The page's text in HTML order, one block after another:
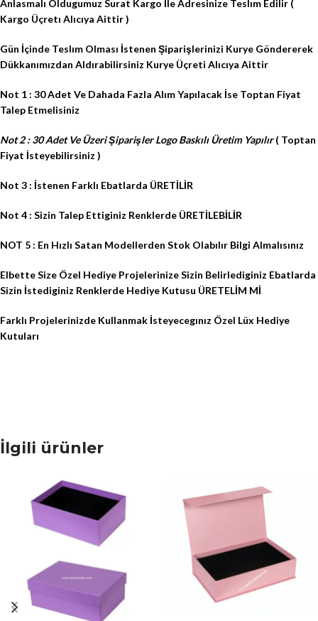
Anlasmalı Oldugumuz Surat Kargo İle Adresinize Teslım Edilir (
Kargo Üçretı Alıcıya Aittir )
Gün İçinde Teslım Olması İstenen Şiparişlerinizi Kurye Göndererek
Dükkanımızdan Aldırabilirsiniz Kurye Üçreti Alıcıya Aittir
Not 1 : 30 Adet Ve Dahada Fazla Alım Yapılacak İse Toptan Fiyat
Talep Etmelisiniz
Not 2 : 30 Adet Ve Üzeri Şiparişler Logo Baskılı Üretim Yapılır( Toptan
Fiyat İsteyebilirsiniz )
Not 3 : İstenen Farklı Ebatlarda ÜRETİLİR
Not 4 : Sizin Talep Ettiginiz Renklerde ÜRETİLEBİLİR
NOT 5 : En Hızlı Satan Modellerden Stok Olabılır Bilgi Almalısınız
Elbette Size Özel Hediye Projelerinize Sizin Belirlediginiz Ebatlarda
Sizin İstediginiz Renklerde Hediye Kutusu ÜRETELİM Mİ
Farklı Projelerinizde Kullanmak İsteyecegınız Özel Lüx Hediye
Kutuları
İlgili ürünler